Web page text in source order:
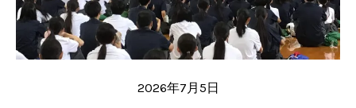
2026年7月5日